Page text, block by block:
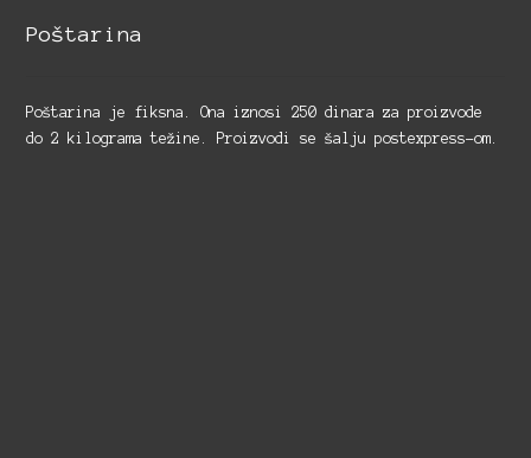
Poštarina
Poštarina je fiksna. Ona iznosi 250 dinara za proizvode
do 2 kilograma težine. Proizvodi se šalju postexpress-om.